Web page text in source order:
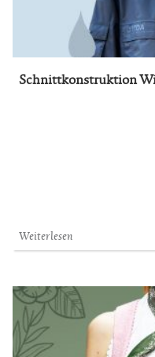
Schnittkonstruktion
Weiterlesen